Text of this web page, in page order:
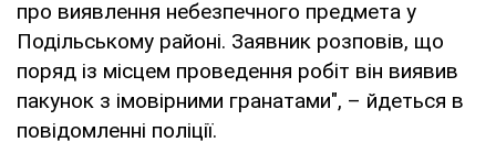
про виявлення небезпечного предмета у
Подільському районі. Заявник розповів, що
поряд із місцем проведення робіт він виявив
пакунок з імовірними гранатами", – йдеться в
повідомленні поліції.